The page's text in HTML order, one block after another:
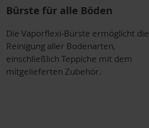
Bürste für alle Böden
Die Vaporflexi-Bürste ermöglicht die
Reinigung aller Bodenarten,
einschließlich Teppiche mit dem
mitgelieferten Zubehör.